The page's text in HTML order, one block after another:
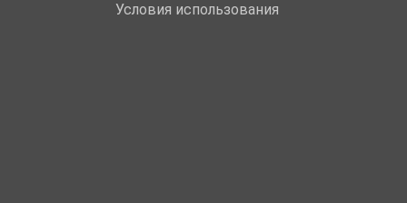
Условия использования